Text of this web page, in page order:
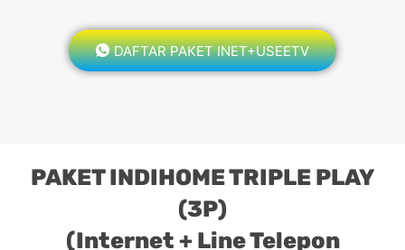
DAFTAR PAKET INET+USEETV
PAKET INDIHOME TRIPLE PLAY
(3P)
(Internet + Line Telepon